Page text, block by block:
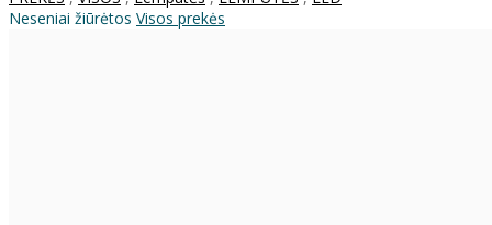
Neseniai žiūrėtos Visos prekės